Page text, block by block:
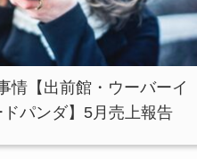
情【出前館・ウーバーイ
パンダ】5月売上報告